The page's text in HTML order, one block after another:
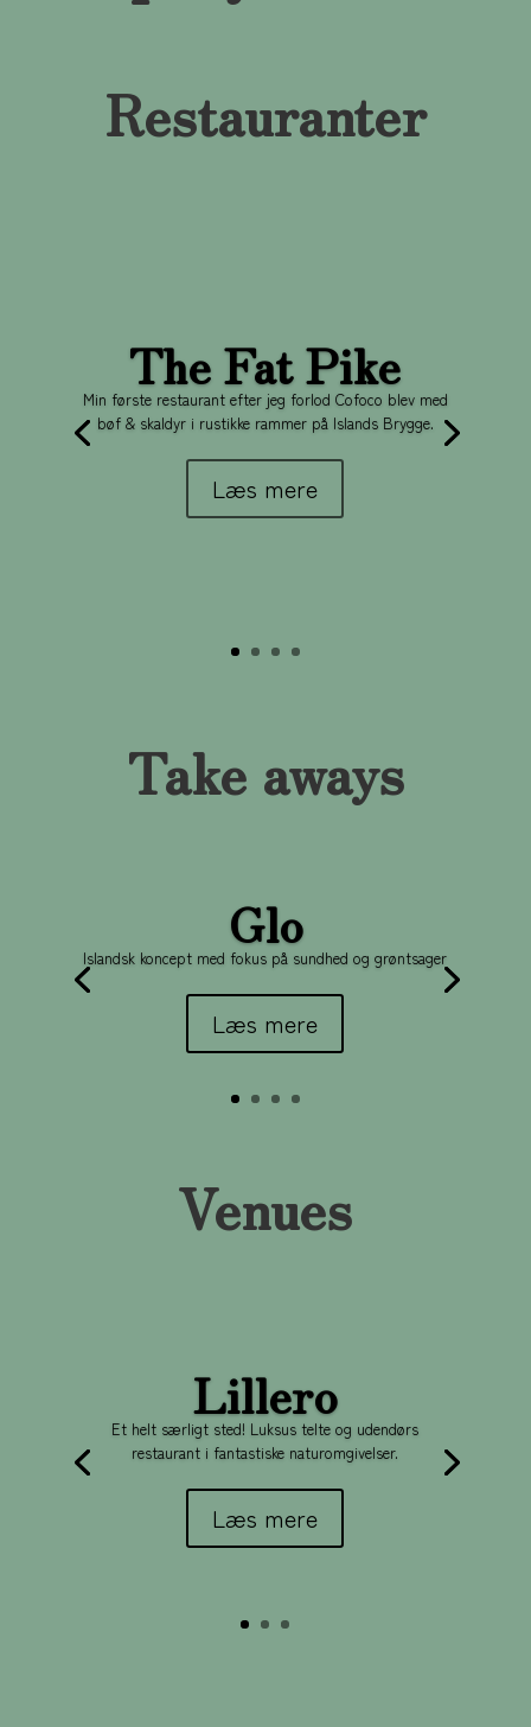
Restauranter
The Fat Pike
Min første restaurant efter jeg forlod Cofoco blev med
bøf & skaldyr i rustikke rammer på Islands Brygge.
Læs mere
Take aways
Glo
Islandsk koncept med fokus på sundhed og grøntsager
Læs mere
Venues
Lillero
Et helt særligt sted! Luksus telte og udendørs
restaurant i fantastiske naturomgivelser.
Læs mere